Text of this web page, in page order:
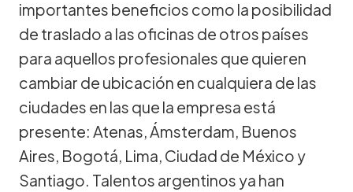
importantes beneficios como la posibilidad
de traslado a las oficinas de otros países
para aquellos profesionales que quieren
cambiar de ubicación en cualquiera de las
ciudades en las que la empresa está
presente: Atenas, Ámsterdam, Buenos
Aires, Bogotá, Lima, Ciudad de México y
Santiago. Talentos argentinos ya han